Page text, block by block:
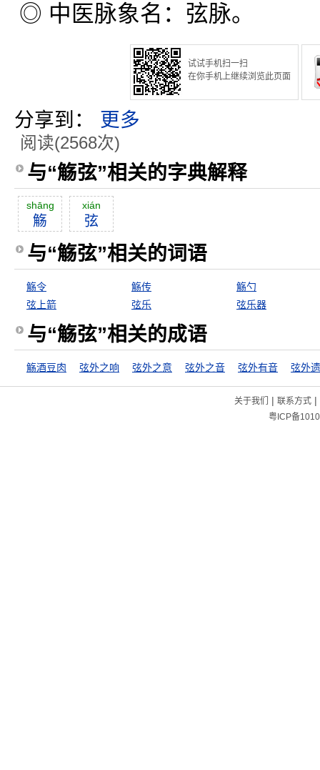
◎ 中医脉象名：弦脉。
试试手机扫一扫
在你手机上继续浏览此页面
分享到： 更多
阅读(2568次)
与“觞弦”相关的字典解释
shāng
觞
xián
弦
与“觞弦”相关的词语
觞令 觞传
觞勺
弦上箭
弦乐 弦乐器
与“觞弦”相关的成语
觞酒豆肉 弦外之响 弦外之意 弦外之音 弦外有音 弦外
关于我们 | 联系方式|
粤ICP备